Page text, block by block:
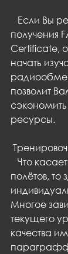
получения
Certificate,
начать
позволит
ресурсы.
полётов, то
Многое
текущего
качества